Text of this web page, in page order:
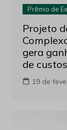
Prêmio de
Projeto
gera
de custos
19 de